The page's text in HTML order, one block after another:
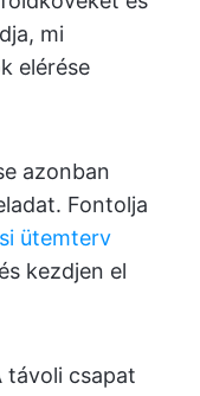
mi
elérése
azonban
Fontolja
ütemterv
kezdjen el
távoli csapat